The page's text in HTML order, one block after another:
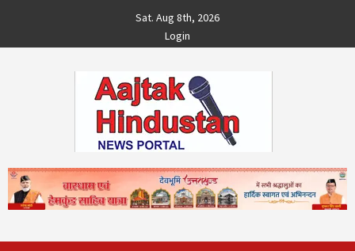
content
Sat. Aug 8th, 2026
Login